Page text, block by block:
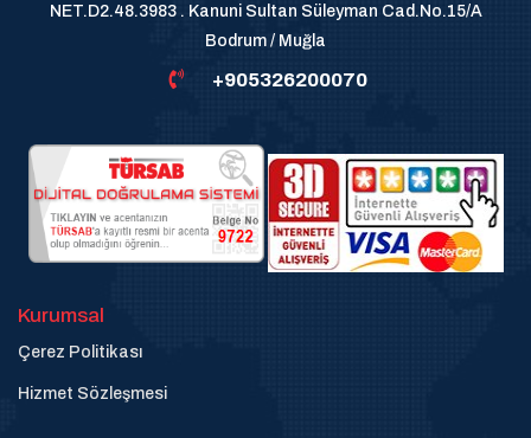
NET.D2.48.3983 . Kanuni Sultan Süleyman Cad.No.15/A
Bodrum / Muğla
+905326200070
Kurumsal
Çerez Politikası
Hizmet Sözleşmesi